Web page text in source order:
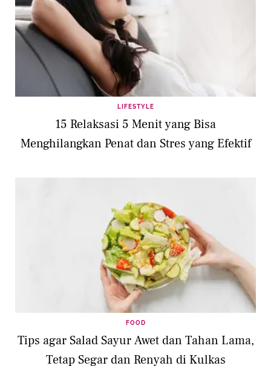
LIFESTYLE
15 Relaksasi 5 Menit yang Bisa
Menghilangkan Penat dan Stres yang Efektif
FOOD
Tips agar Salad Sayur Awet dan Tahan Lama,
Tetap Segar dan Renyah di Kulkas